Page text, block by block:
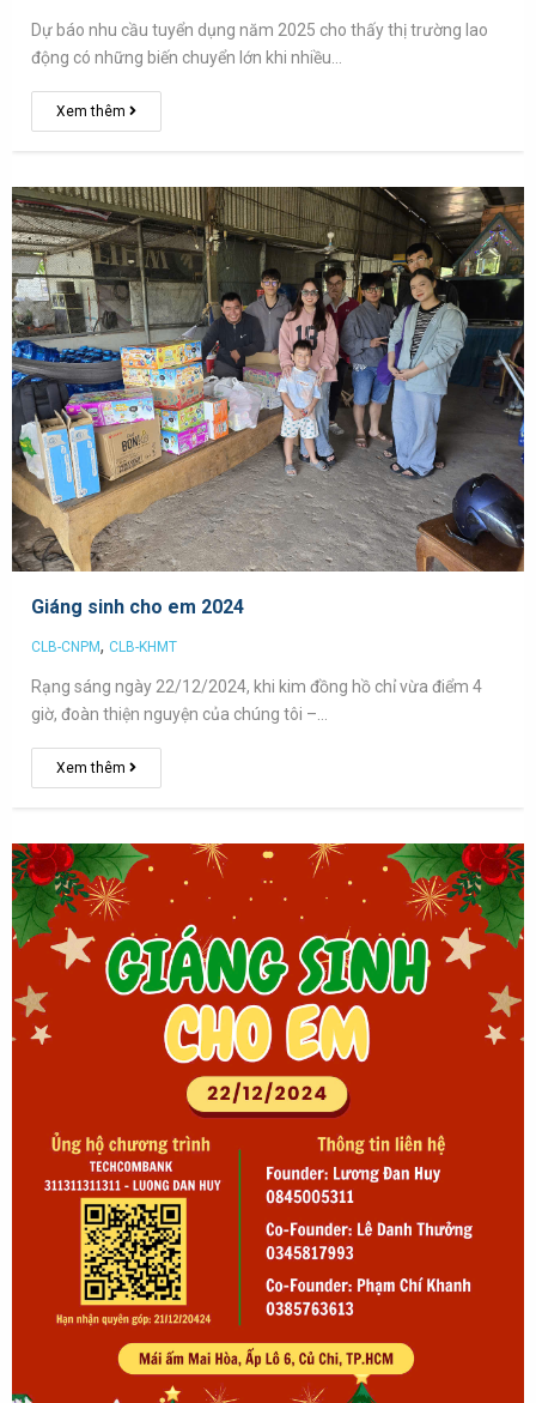
Dự báo nhu cầu tuyển dụng năm 2025 cho thấy thị trường lao
động có những biến chuyển lớn khi nhiều…
Xem thêm
Giáng sinh cho em 2024
CLB-CNPM, CLB-KHMT
Rạng sáng ngày 22/12/2024, khi kim đồng hồ chỉ vừa điểm 4
giờ, đoàn thiện nguyện của chúng tôi –…
Xem thêm